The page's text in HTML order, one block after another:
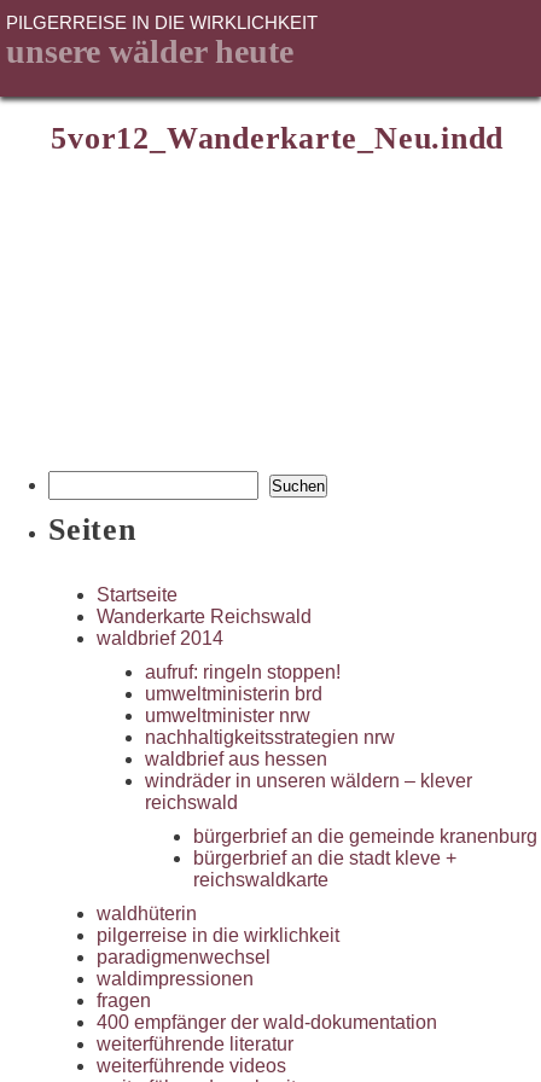
PILGERREISE IN DIE WIRKLICHKEIT
unsere wälder heute
5vor12_Wanderkarte_Neu.indd
nach:
Seiten
Startseite
Wanderkarte Reichswald
waldbrief 2014
aufruf: ringeln stoppen!
umweltministerin brd
umweltminister nrw
nachhaltigkeitsstrategien nrw
waldbrief aus hessen
windräder in unseren wäldern – klever
reichswald
bürgerbrief an die gemeinde kranenburg
bürgerbrief an die stadt kleve +
reichswaldkarte
waldhüterin
pilgerreise in die wirklichkeit
paradigmenwechsel
waldimpressionen
fragen
400 empfänger der wald-dokumentation
weiterführende literatur
weiterführende videos